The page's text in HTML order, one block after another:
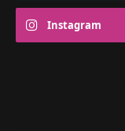
Instagram